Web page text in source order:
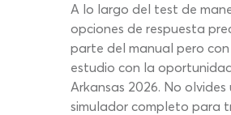
A lo largo del test de
opciones de respuesta
parte del manual pero
estudio con la
Arkansas 2026. No
simulador completo para